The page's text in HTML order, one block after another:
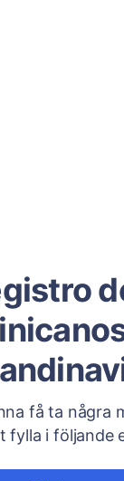
få ta några
fylla i följande